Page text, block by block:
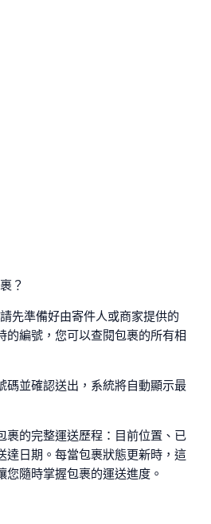
？
先準備好由寄件人或商家提供的
的編號，您可以查閱包裹的所有相
碼並確認送出，系統將自動顯示最
裹的完整運送歷程：目前位置、已
達日期。每當包裹狀態更新時，這
隨時掌握包裹的運送進度。